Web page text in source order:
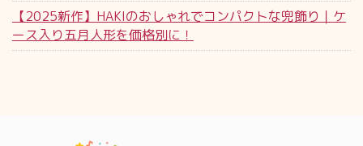
【2025新作】HAKIのおしゃれでコンパクトな兜飾り｜ケ
ース入り五月人形を価格別に！